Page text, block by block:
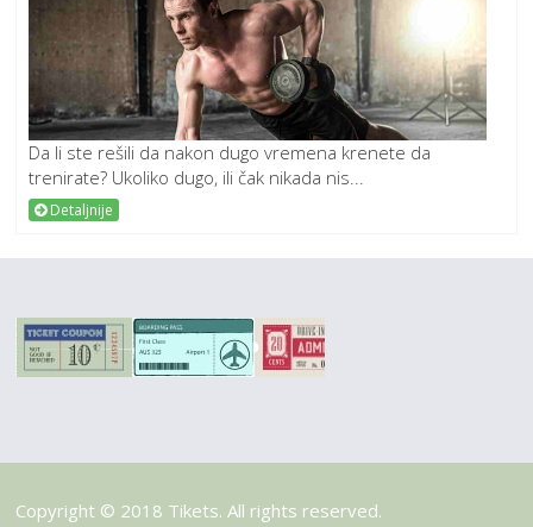
Da li ste rešili da nakon dugo vremena krenete da
trenirate? Ukoliko dugo, ili čak nikada nis...
Detaljnije
Copyright © 2018 Tikets. All rights reserved.